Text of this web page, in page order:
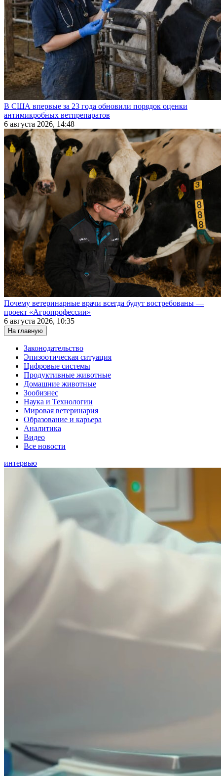
В США впервые за 23 года обновили порядок оценки
антимикробных ветпрепаратов
6 августа 2026, 14:48
Почему ветеринарные врачи всегда будут востребованы —
проект «Агропрофессии»
6 августа 2026, 10:35
На главную
Законодательство
Эпизоотическая ситуация
Цифровые системы
Продуктивные животные
Домашние животные
Зообизнес
Наука и Технологии
Мировая ветеринария
Образование и карьера
Аналитика
Видео
Все новости
интервью